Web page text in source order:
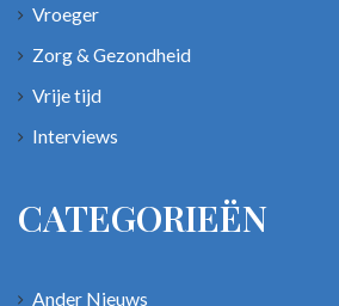
Vroeger
Zorg & Gezondheid
Vrije tijd
Interviews
CATEGORIEËN
Ander Nieuws